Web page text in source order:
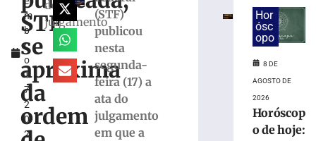
m
b
r
o
1
7,
2
0
2
STF
se
aproxima
da
ordem
do
julgamento
(STF)
publicou
nesta
segunda-
feira (17) a
ata do
julgamento
em que a
Marco
Buzzi
infrações
Hor
ósc
opo
8 DE
AGOSTO DE
2026
Horóscop
o de hoje: